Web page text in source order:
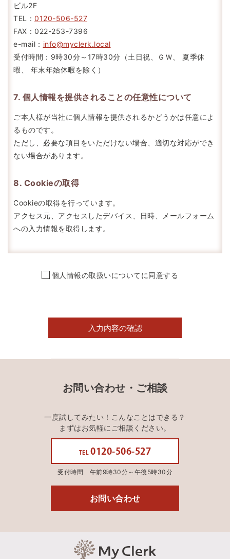
ビル2F
TEL： 0120-506-527
FAX：022-253-7396
e-mail： info@myclerk.local
受付時間：9時30分～17時30分（土日祝、ＧＷ、 夏季休
暇、 年末年始休暇を除く）
7. 個人情報を提供されることの任意性について
ご本人様が当社に個人情報を提供されるかどうかは任意によ
るものです。
ただし、必要な項目をいただけない場合、適切な対応ができ
ない場合があります。
8. Cookieの取得
Cookieの取得を行っています。
アクセス元、アクセスしたデバイス、日時、メールフォーム
への入力情報を取得します。
個人情報の取扱いについてに同意する
お問い合わせ・ご相談
一度試してみたい！こんなことはできる？
まずはお気軽にご相談ください。
TEL 0120-506-527
受付時間 午前9時30分～午後5時30分
お問い合わせ